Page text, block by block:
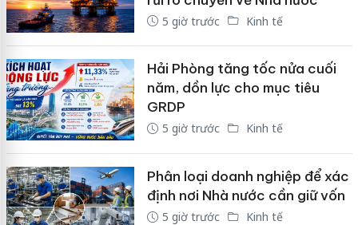
5 giờ trước Kinh tế
Hải Phòng tăng tốc nửa cuối
năm, dồn lực cho mục tiêu
GRDP
5 giờ trước Kinh tế
Phân loại doanh nghiệp để xác
định nơi Nhà nước cần giữ vốn
5 giờ trước Kinh tế